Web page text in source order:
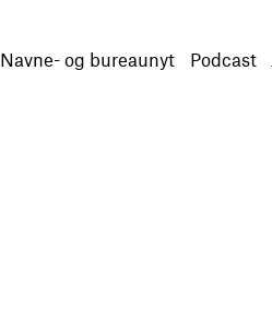
Navne- og bureaunyt Podcast